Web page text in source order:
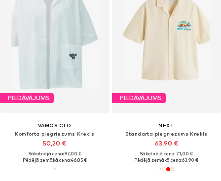
PIEDĀVĀJUMS
VAMOS CLO
Komforta piegriezums Krekls
50,20 €
Sākotnējā cena: 97,00 €
Pēdējā zemākā cena:46,85 €
PIEDĀVĀJUMS
NEXT
Standarta piegriezums Krekls
63,90 €
Sākotnējā cena: 71,00 €
Pēdējā zemākā cena:63,90 €